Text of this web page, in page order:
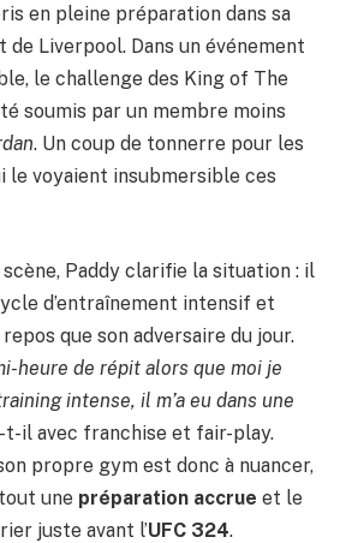
en pleine préparation dans sa
de Liverpool. Dans un événement
le challenge des King of The
soumis par un membre moins
. Un coup de tonnerre pour les
le voyaient insubmersible ces
Paddy clarifie la situation : il
d’entraînement intensif et
repos que son adversaire du jour.
heure de répit alors que moi je
intense, il m’a eu dans une
t-il avec franchise et fair-play.
propre gym est donc à nuancer,
une préparation accrue et le
juste avant l’UFC 324.